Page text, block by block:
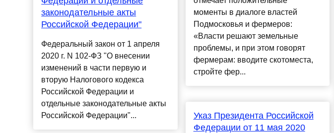
законодательные акты
Российской Федерации"
Федеральный закон от 1 апреля
2020 г. N 102-ФЗ "О внесении
изменений в части первую и
вторую Налогового кодекса
Российской Федерации и
отдельные законодательные акты
Российской Федерации"...
моменты в диалоге властей
Подмосковья и фермеров:
«Власти решают земельные
проблемы, и при этом говорят
фермерам: вводите скотоместа,
стройте фер...
Указ Президента Российской
Федерации от 11 мая 2020